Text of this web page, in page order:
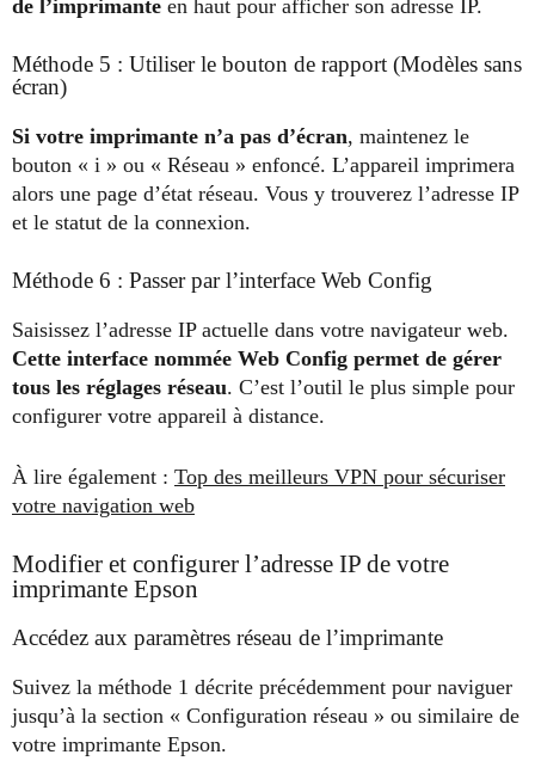
de l’imprimante en haut pour afficher son adresse IP.
Méthode 5 : Utiliser le bouton de rapport (Modèles sans
écran)
Si votre imprimante n’a pas d’écran, maintenez le
bouton « i » ou « Réseau » enfoncé. L’appareil imprimera
alors une page d’état réseau. Vous y trouverez l’adresse IP
et le statut de la connexion.
Méthode 6 : Passer par l’interface Web Config
Saisissez l’adresse IP actuelle dans votre navigateur web.
Cette interface nommée Web Config permet de gérer
tous les réglages réseau. C’est l’outil le plus simple pour
configurer votre appareil à distance.
À lire également : Top des meilleurs VPN pour sécuriser
votre navigation web
Modifier et configurer l’adresse IP de votre
imprimante Epson
Accédez aux paramètres réseau de l’imprimante
Suivez la méthode 1 décrite précédemment pour naviguer
jusqu’à la section « Configuration réseau » ou similaire de
votre imprimante Epson.